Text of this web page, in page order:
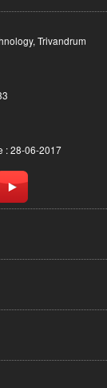
Trivandrum
: 28-06-2017